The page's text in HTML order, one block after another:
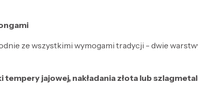
ze wszystkimi wymogami tradycji - dwie
tempery jajowej, nakładania złota lub